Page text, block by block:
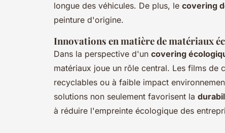
longue des véhicules. De plus, le covering
peinture d'origine.
Innovations en matière de matériaux
Dans la perspective d'un covering
matériaux joue un rôle central. Les films de
recyclables ou à faible impact
solutions non seulement favorisent la
à réduire l'empreinte écologique des